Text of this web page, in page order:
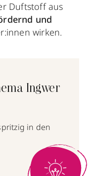
Duftstoff aus
und
wirken.
Ingwer
in den